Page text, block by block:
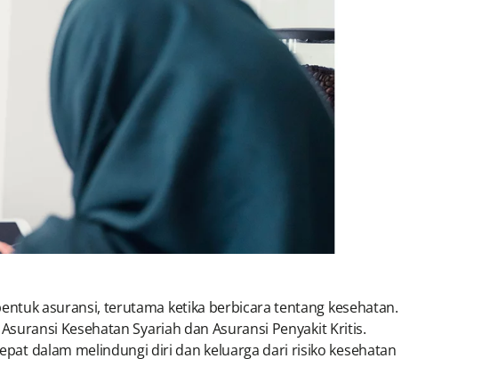
asuransi, terutama ketika berbicara tentang kesehatan.
Kesehatan Syariah dan Asuransi Penyakit Kritis.
dalam melindungi diri dan keluarga dari risiko kesehatan